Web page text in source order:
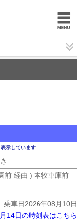
示しています
前 経由 ) 本牧車庫前
乗車日2026年08月10日
14日の時刻表はこちら